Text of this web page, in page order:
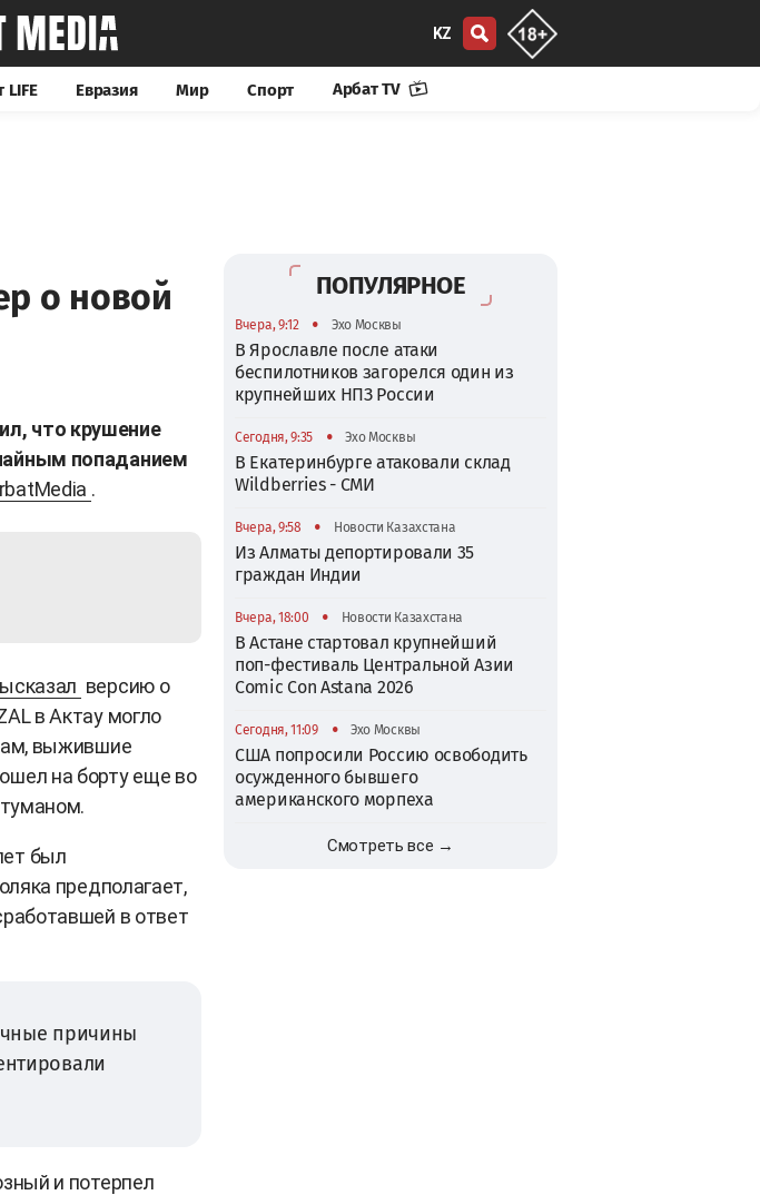
KZ
LIFE Евразия Мир Спорт Арбат TV
о новой
что крушение
попаданием
.
версию о
в Актау могло
выжившие
на борту еще во
был
предполагает,
в ответ
причины
и потерпел
ПОПУЛЯРНОЕ
Вчера, 9:12 • Эхо Москвы
В Ярославле после атаки
беспилотников загорелся один из
крупнейших НПЗ России
Сегодня, 9:35 • Эхо Москвы
В Екатеринбурге атаковали склад
Wildberries - СМИ
Вчера, 9:58 • Новости Казахстана
Из Алматы депортировали 35
граждан Индии
Вчера, 18:00 • Новости Казахстана
В Астане стартовал крупнейший
поп-фестиваль Центральной Азии
Comic Con Astana 2026
Сегодня, 11:09 • Эхо Москвы
США попросили Россию освободить
осужденного бывшего
американского морпеха
Смотреть все →